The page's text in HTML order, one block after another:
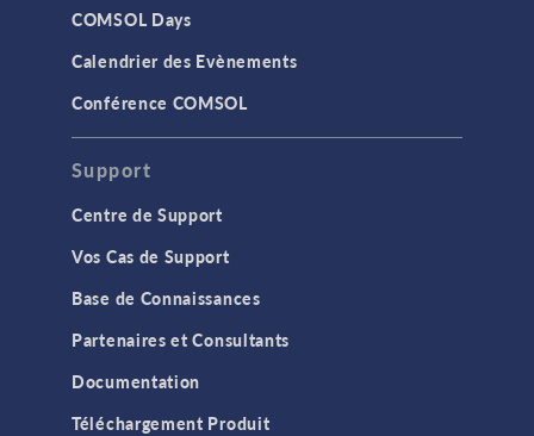
COMSOL Days
Calendrier des Evènements
Conférence COMSOL
Support
Centre de Support
Vos Cas de Support
Base de Connaissances
Partenaires et Consultants
Documentation
Téléchargement Produit